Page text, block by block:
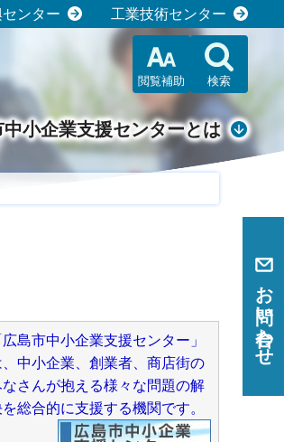
ンター
工業技術センター
閲覧補助 検索
中小企業支援センターとは
お問い合わせ
広島市中小企業支援センター」
、中小企業、創業者、商店街の
さんが抱える様々な問題の解
総合的に支援する機関です。